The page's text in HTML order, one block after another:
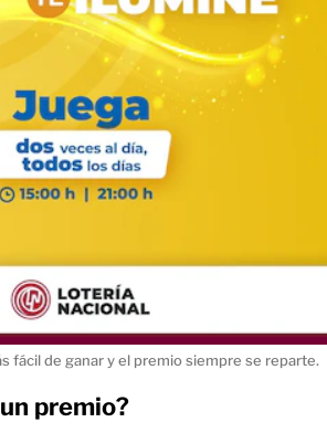
fácil de ganar y el premio siempre se reparte.
premio?